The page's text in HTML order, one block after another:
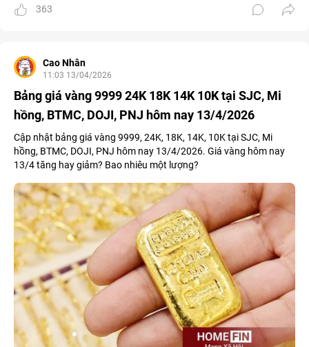
363
Cao Nhân
11:03 13/04/2026
Bảng giá vàng 9999 24K 18K 14K 10K tại SJC, Mi
hồng, BTMC, DOJI, PNJ hôm nay 13/4/2026
Cập nhật bảng giá vàng 9999, 24K, 18K, 14K, 10K tại SJC, Mi
hồng, BTMC, DOJI, PNJ hôm nay 13/4/2026. Giá vàng hôm nay
13/4 tăng hay giảm? Bao nhiêu một lượng?